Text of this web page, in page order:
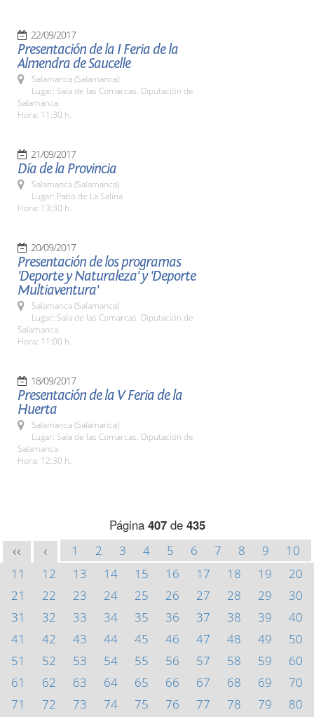
22/09/2017
Presentación de la I Feria de la
Almendra de Saucelle
Salamanca (Salamanca)
Lugar: Sala de las Comarcas. Diputación de
Salamanca
Hora: 11:30 h.
21/09/2017
Día de la Provincia
Salamanca (Salamanca)
Lugar: Patio de La Salina
Hora: 13:30 h.
20/09/2017
Presentación de los programas
'Deporte y Naturaleza' y 'Deporte
Multiaventura'
Salamanca (Salamanca)
Lugar: Sala de las Comarcas. Diputación de
Salamanca
Hora: 11:00 h.
18/09/2017
Presentación de la V Feria de la
Huerta
Salamanca (Salamanca)
Lugar: Sala de las Comarcas. Diputación de
Salamanca
Hora: 12:30 h.
Página 407de 435
<< < 1 2 3 4 5 6 7 8 9
10
11
12 13 14 15 16 17 18 19
20
21
22 23 24 25 26 27 28 29
30
31
32 33 34 35 36 37 38 39
40
41
42 43 44 45 46 47 48 49
50
51
52 53 54 55 56 57 58 59
60
61
62 63 64 65 66 67 68 69
70
71
72 73 74 75 76 77 78 79
80